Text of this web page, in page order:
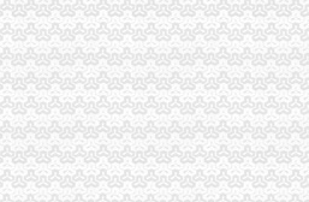
买资产并募集配套资金暨重大资产重
换及发行股份购买资产暨关联交易报告
换及发行股份购买资产暨关联交易报告
18日奇帆）_中国经济网——
考大赢家_新浪博客